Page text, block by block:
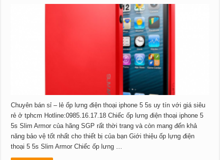
Chuyên bán sỉ – lẻ ốp lưng điện thoại iphone 5 5s uy tín với giá siêu
rẻ ở tphcm Hotline:0985.16.17.18 Chiếc ốp lưng điện thoại iphone 5
5s Slim Armor của hãng SGP rất thời trang và còn mang đến khả
năng bảo vệ tốt nhất cho thiết bị của bạn Giới thiệu ốp lựng điện
thoại 5 5s Slim Armor Chiếc ốp lưng …